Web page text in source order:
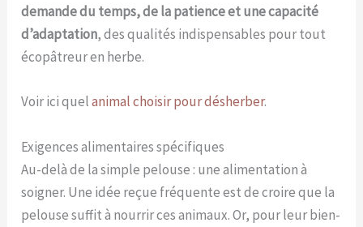
demande du temps, de la patience et une capacité
d’adaptation, des qualités indispensables pour tout
écopâtreur en herbe.
Voir ici quelanimal choisir pour désherber.
Exigences alimentaires spécifiques
Au-delà de la simple pelouse : une alimentation à
soigner. Une idée reçue fréquente est de croire que la
pelouse suffit à nourrir ces animaux. Or, pour leur bien-